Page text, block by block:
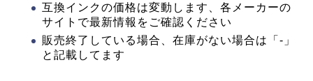
互換インクの価格は変動します、各メーカーの
サイトで最新情報をご確認ください
販売終了している場合、在庫がない場合は「-」
と記載してます